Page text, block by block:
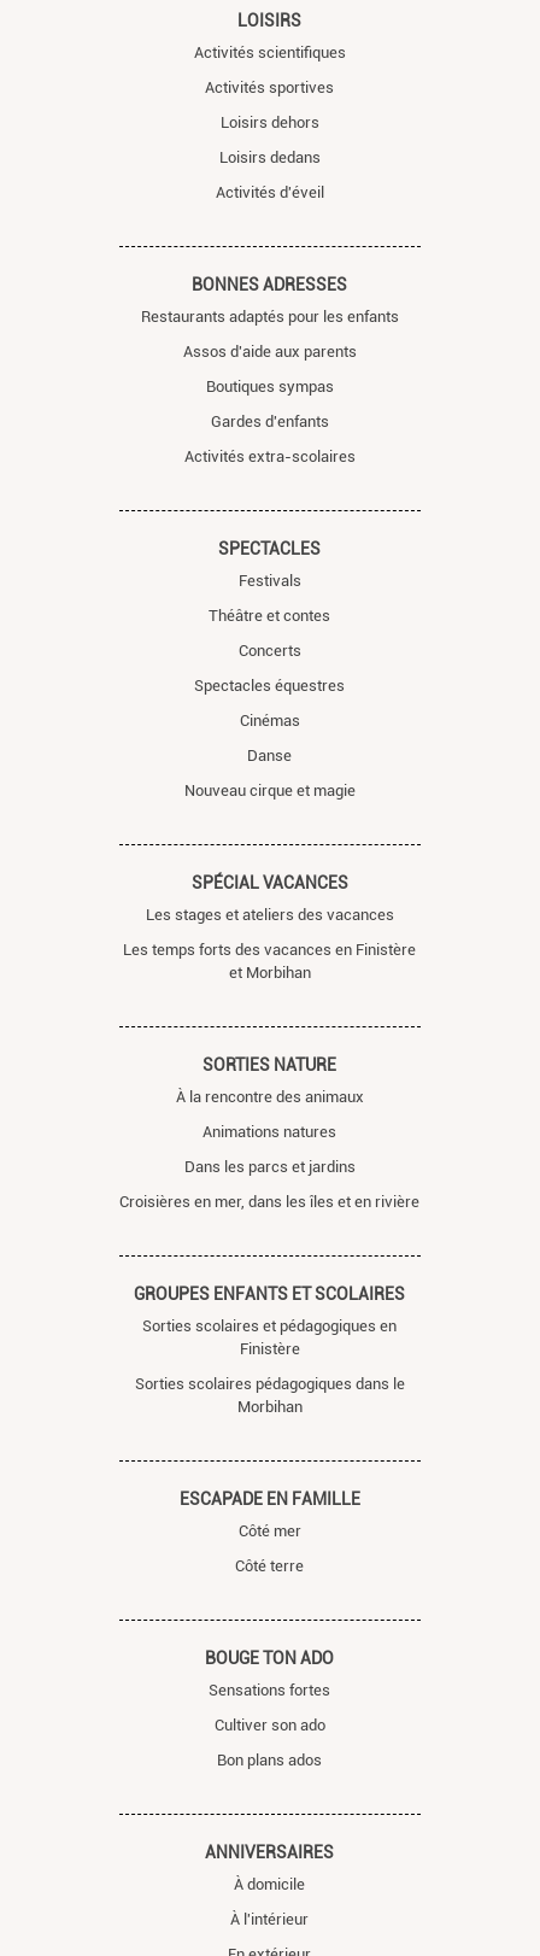
LOISIRS
Activités scientifiques
Activités sportives
Loisirs dehors
Loisirs dedans
Activités d'éveil
BONNES ADRESSES
Restaurants adaptés pour les enfants
Assos d'aide aux parents
Boutiques sympas
Gardes d'enfants
Activités extra-scolaires
SPECTACLES
Festivals
Théâtre et contes
Concerts
Spectacles équestres
Cinémas
Danse
Nouveau cirque et magie
SPÉCIAL VACANCES
Les stages et ateliers des vacances
Les temps forts des vacances en Finistère
et Morbihan
SORTIES NATURE
À la rencontre des animaux
Animations natures
Dans les parcs et jardins
Croisières en mer, dans les îles et en rivière
GROUPES ENFANTS ET SCOLAIRES
Sorties scolaires et pédagogiques en
Finistère
Sorties scolaires pédagogiques dans le
Morbihan
ESCAPADE EN FAMILLE
Côté mer
Côté terre
BOUGE TON ADO
Sensations fortes
Cultiver son ado
Bon plans ados
ANNIVERSAIRES
À domicile
À l'intérieur